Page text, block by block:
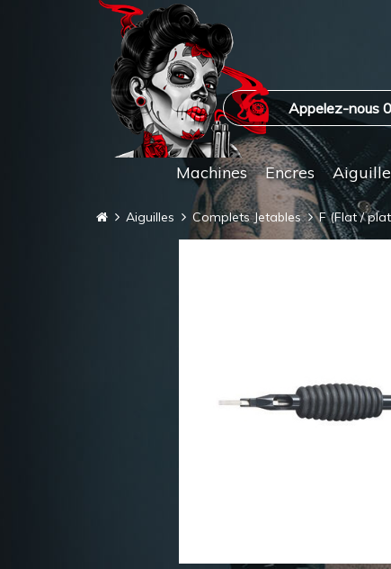
Appelez-nous
Machines Encres
Aiguilles Complets Jetables F (Flat /